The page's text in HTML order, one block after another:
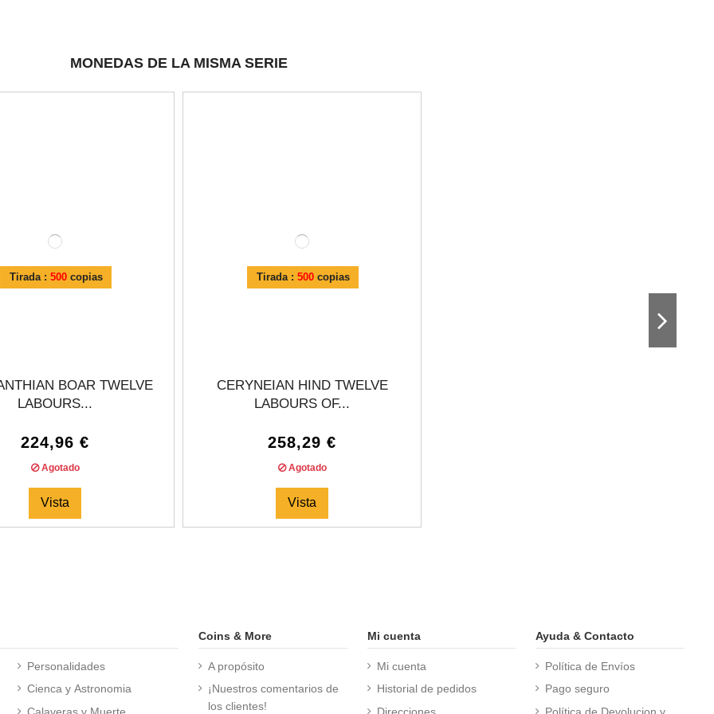
MONEDAS DE LA MISMA SERIE
Tirada : 500copias
BOAR TWELVE
LABOURS...
224,96 €
Agotado
Vista
Tirada : 500copias
CERYNEIAN HIND TWELVE
LABOURS OF...
258,29 €
Agotado
Vista
Personalidades
Cienca y Astronomia
Calaveras y Muerte
Coins & More
A propósito
¡Nuestros comentarios de
los clientes!
Mi cuenta
Mi cuenta
Historial de pedidos
Direcciones
Ayuda & Contacto
Política de Envíos
Pago seguro
Política de Devolucion y